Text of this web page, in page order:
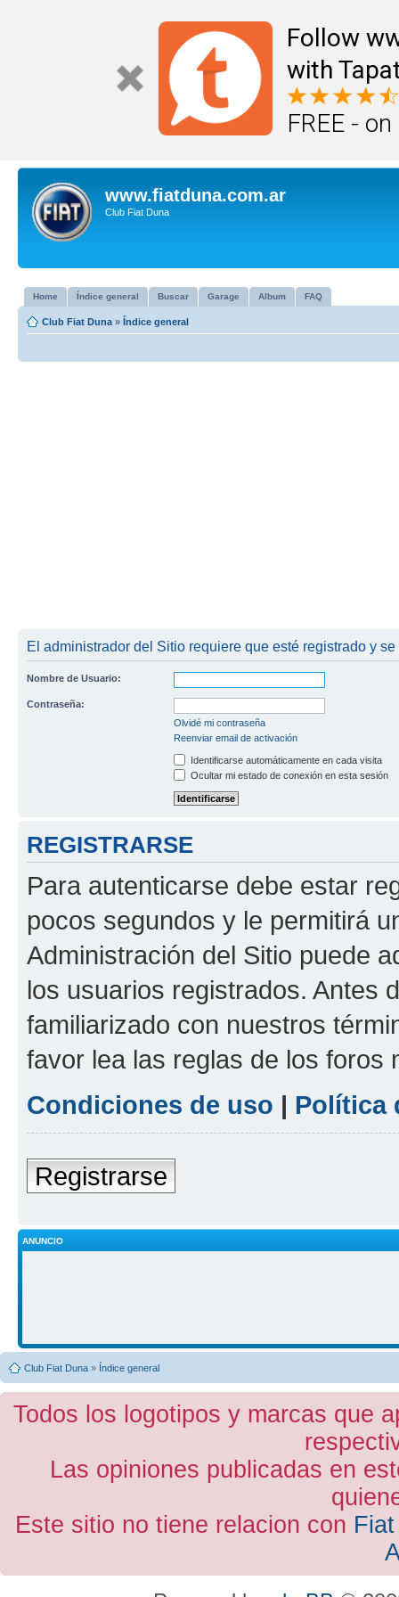
Follow
with
FREE -
www.fiatduna.com.ar
Club Fiat Duna
Home Índice general Buscar Garage Album FAQ
Club Fiat Duna » Índice general
El administrador del Sitio requiere que esté registrado y
Nombre de Usuario:
Contraseña:
Olvidé mi contraseña
Reenviar email de activación
Identificarse automáticamente en cada visita
Ocultar mi estado de conexión en esta sesión
REGISTRARSE
Para autenticarse debe estar
pocos segundos y le permitirá
Administración del Sitio puede
los usuarios registrados. Antes
familiarizado con nuestros
favor lea las reglas de los foros
Condiciones de uso | Política
Registrarse
ANUNCIO
Club Fiat Duna » Índice general
Todos los logotipos y marcas que
Las opiniones publicadas en
Este sitio no tiene relacion con